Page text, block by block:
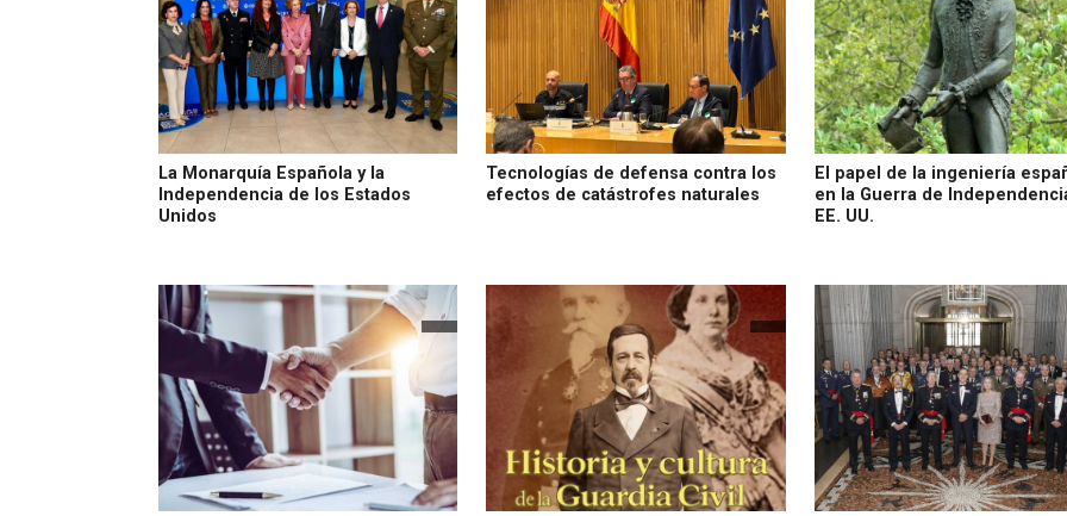
La Monarquía Española y la
Independencia de los Estados
Unidos
Tecnologías de defensa contra los
efectos de catástrofes naturales
El papel de la ingeniería
en la Guerra de
EE. UU.